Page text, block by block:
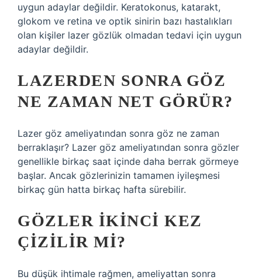
uygun adaylar değildir. Keratokonus, katarakt,
glokom ve retina ve optik sinirin bazı hastalıkları
olan kişiler lazer gözlük olmadan tedavi için uygun
adaylar değildir.
LAZERDEN SONRA GÖZ
NE ZAMAN NET GÖRÜR?
Lazer göz ameliyatından sonra göz ne zaman
berraklaşır? Lazer göz ameliyatından sonra gözler
genellikle birkaç saat içinde daha berrak görmeye
başlar. Ancak gözlerinizin tamamen iyileşmesi
birkaç gün hatta birkaç hafta sürebilir.
GÖZLER IKINCI KEZ
ÇIZILIR MI?
Bu düşük ihtimale rağmen, ameliyattan sonra